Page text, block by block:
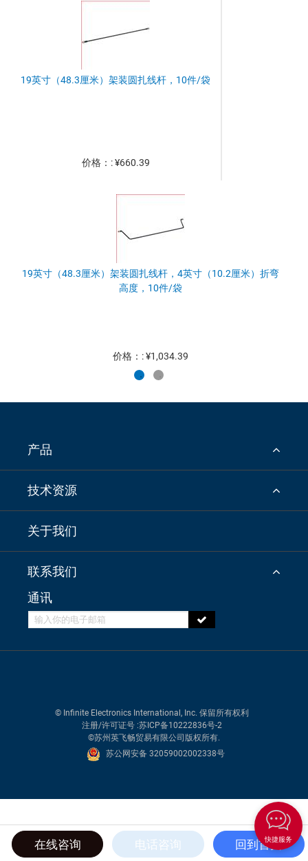
19英寸（48.3厘米）架装圆扎线杆，10件/袋
价格：: ¥660.39
19英寸（48.3厘米）架装圆扎线杆，4英寸（10.2厘米）折弯
高度，10件/袋
价格：: ¥1,034.39
快捷服务
产品
技术资源
关于我们
联系我们
通讯
© Infinite Electronics International, Inc. 保留所有权利
注册/许可证号 :苏ICP备10222836号-2
©苏州英飞畅贸易有限公司版权所有.
苏公网安备 32059002002338号
在线咨询 电话咨询 回到首页